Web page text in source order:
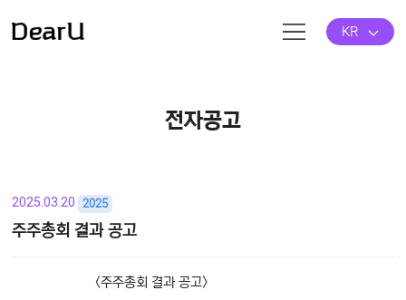
KR
전자공고
2025.03.20 2025
주주총회 결과 공고
<주주총회 결과 공고>